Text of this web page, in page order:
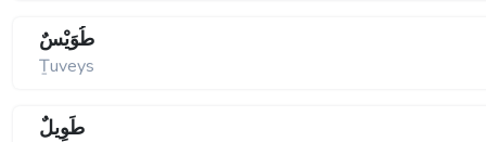
طُوَيْسٌ
Ṯuveys
طَوِيلٌ